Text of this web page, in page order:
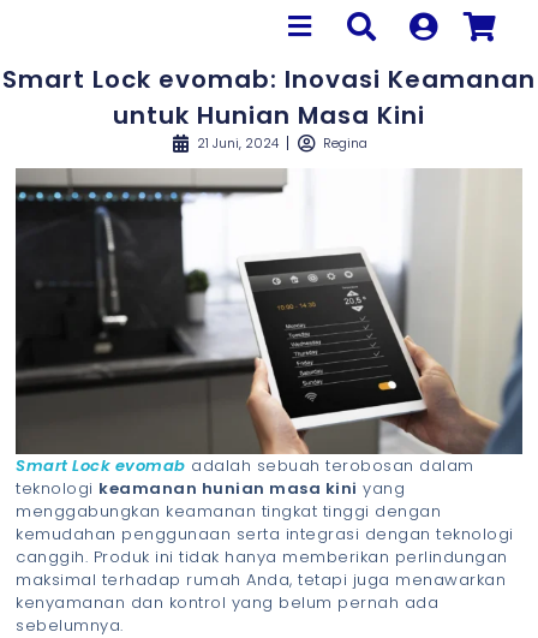
Smart Lock evomab: Inovasi Keamanan
untuk Hunian Masa Kini
21 Juni, 2024 Regina
Smart Lock evomab adalah sebuah terobosan dalam
teknologi keamanan hunian masa kini yang
menggabungkan keamanan tingkat tinggi dengan
kemudahan penggunaan serta integrasi dengan teknologi
canggih. Produk ini tidak hanya memberikan perlindungan
maksimal terhadap rumah Anda, tetapi juga menawarkan
kenyamanan dan kontrol yang belum pernah ada
sebelumnya.